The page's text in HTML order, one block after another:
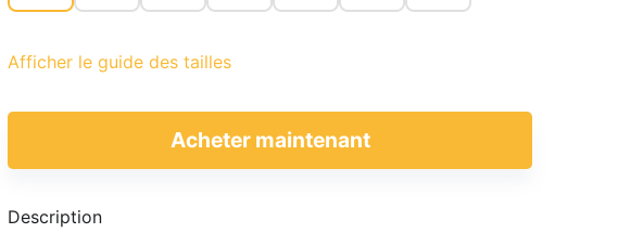
Afficher le guide des tailles
Acheter maintenant
Description